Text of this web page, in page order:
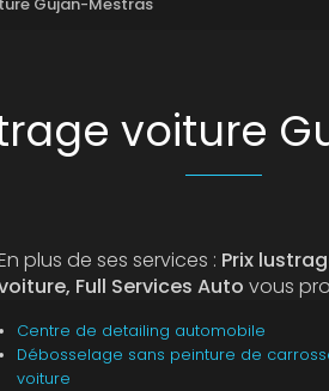
voiture
plus de ses services : Prix
Full Services Auto vous
Centre de detailing automobile
Débosselage sans peinture de
voiture